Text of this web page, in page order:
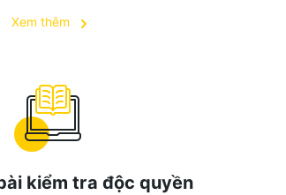
Xem thêm
kiểm tra độc quyền